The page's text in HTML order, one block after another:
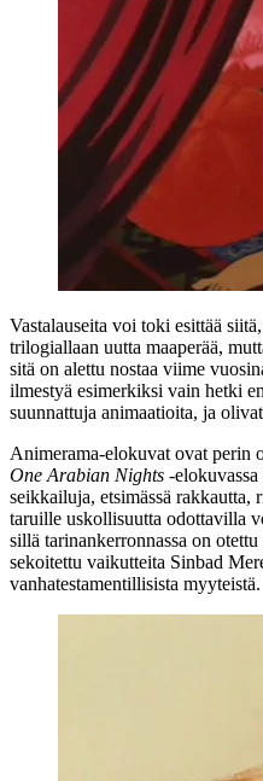
Vastalauseita voi toki esittää
trilogiallaan uutta maaperää,
sitä on alettu nostaa viime
ilmestyä esimerkiksi vain hetki
suunnattuja animaatioita, ja
Animerama-elokuvat ovat perin
One Arabian Nights
seikkailuja, etsimässä
taruille uskollisuutta odottavilla
sillä tarinankerronnassa on
sekoitettu vaikutteita Sinbad
vanhatestamentillisista myyteistä.